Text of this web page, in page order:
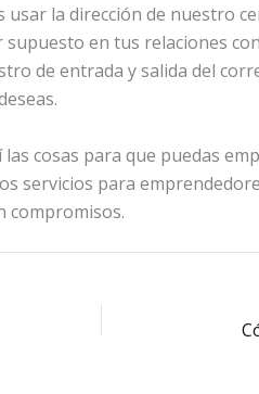
usar la dirección de nuestro
en tus relaciones
de entrada y salida del
cosas para que puedas
servicios para
compromisos.